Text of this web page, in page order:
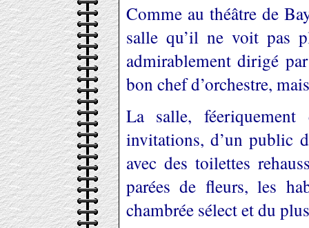
Comme au théâtre de
salle qu’il ne voit pas
admirablement dirigé
bon chef d’orchestre,
La salle, féeriquement
invitations, d’un public
avec des toilettes
parées de fleurs, les
chambrée sélect et du